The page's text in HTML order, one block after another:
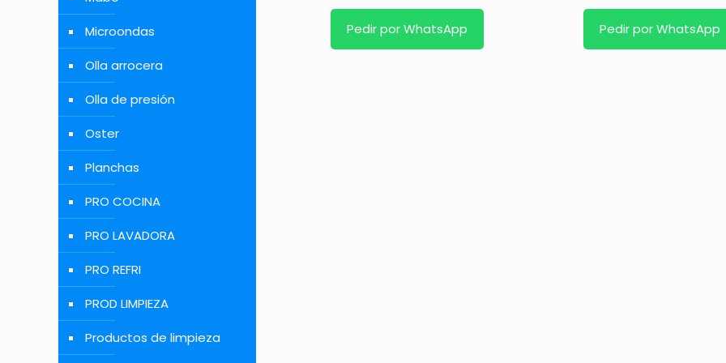
Pedir por WhatsApp Pedir por WhatsApp
Microondas
Olla arrocera
Olla de presión
Oster
Planchas
PRO COCINA
PRO LAVADORA
PRO REFRI
PROD LIMPIEZA
Productos de limpieza